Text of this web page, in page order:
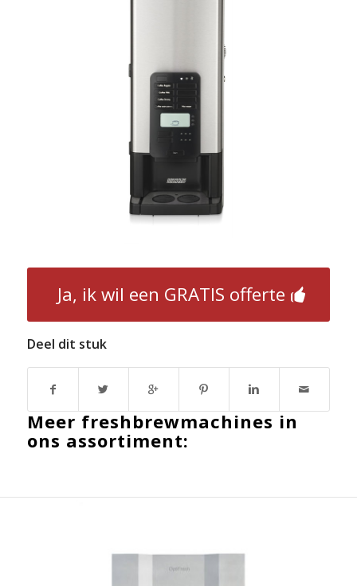
Ja, ik wil een GRATIS offerte
Deel dit stuk
Meer freshbrewmachines in
ons assortiment: